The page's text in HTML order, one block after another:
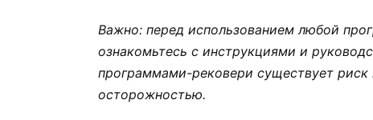
Важно: перед использованием любой
ознакомьтесь с инструкциями и
программами-рековери существует риск
осторожностью.